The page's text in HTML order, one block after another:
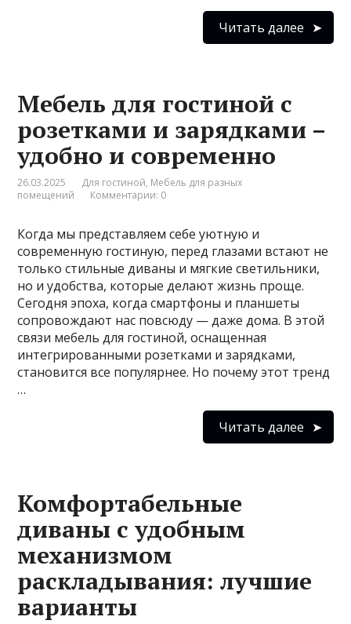
Читать далее
Мебель для гостиной с
розетками и зарядками –
удобно и современно
26.03.2025 Для гостиной, Мебель для разных
помещений
Комментарии: 0
Когда мы представляем себе уютную и
современную гостиную, перед глазами встают не
только стильные диваны и мягкие светильники,
но и удобства, которые делают жизнь проще.
Сегодня эпоха, когда смартфоны и планшеты
сопровождают нас повсюду — даже дома. В этой
связи мебель для гостиной, оснащенная
интегрированными розетками и зарядками,
становится все популярнее. Но почему этот тренд
…
Читать далее
Комфортабельные
диваны с удобным
механизмом
раскладывания: лучшие
варианты